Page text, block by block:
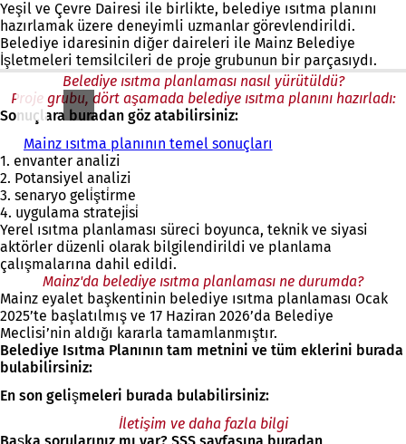
s
e
k
m
e
d
e
a
ç
)
Yeşil ve Çevre Dairesi ile birlikte, belediye ısıtma planını
hazırlamak üzere deneyimli uzmanlar görevlendirildi.
Belediye idaresinin diğer daireleri ile Mainz Belediye
İşletmeleri temsilcileri de proje grubunun bir parçasıydı.
Belediye ısıtma planlaması nasıl yürütüldü?
Proje grubu, dört aşamada belediye ısıtma planını hazırladı:
Sonuçlara buradan göz atabilirsiniz:
Mainz ısıtma planının temel sonuçları
1. envanter analizi
2. Potansiyel analizi
3. senaryo geli̇şti̇rme
4. uygulama strateji̇si̇
Yerel ısıtma planlaması süreci boyunca, teknik ve siyasi
aktörler düzenli olarak bilgilendirildi ve planlama
çalışmalarına dahil edildi.
Mainz'da belediye ısıtma planlaması ne durumda?
Mainz eyalet başkentinin belediye ısıtma planlaması Ocak
2025’te başlatılmış ve 17 Haziran 2026’da Belediye
Meclisi’nin aldığı kararla tamamlanmıştır.
Belediye Isıtma Planının tam metnini ve tüm eklerini burada
bulabilirsiniz:
En son gelişmeleri burada bulabilirsiniz:
İletişim ve daha fazla bilgi